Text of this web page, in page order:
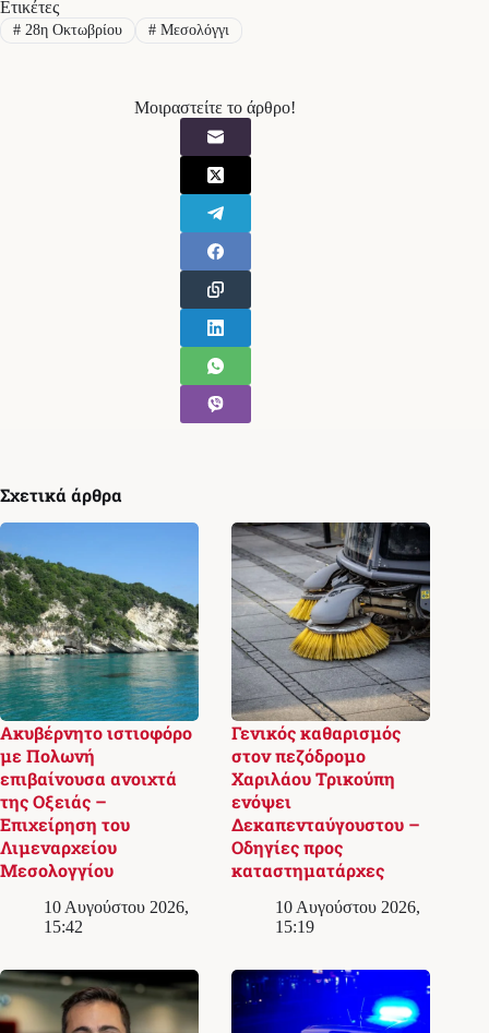
Ετικέτες
#28η Οκτωβρίου #Μεσολόγγι
Μοιραστείτε το άρθρο!
Σχετικά άρθρα
Ακυβέρνητο ιστιοφόρο
με Πολωνή
επιβαίνουσα ανοιχτά
της Οξειάς –
Επιχείρηση του
Λιμεναρχείου
Μεσολογγίου
10 Αυγούστου 2026,
15:42
Γενικός καθαρισμός
στον πεζόδρομο
Χαριλάου Τρικούπη
ενόψει
Δεκαπενταύγουστου –
Οδηγίες προς
καταστηματάρχες
10 Αυγούστου 2026,
15:19